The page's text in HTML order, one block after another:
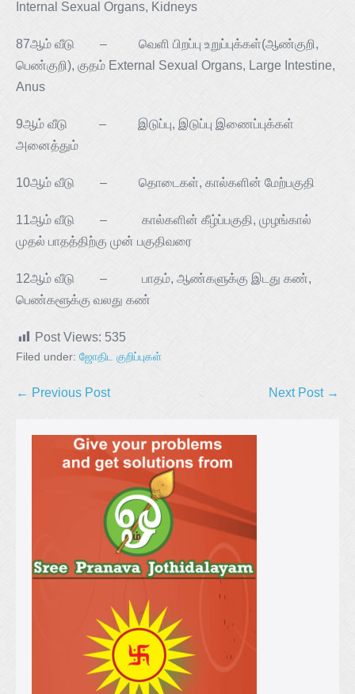
Internal Sexual Organs, Kidneys
87ஆம் வீடு – வெளி பிறப்பு உறுப்புக்கள்(ஆண்குறி,
பெண்குறி), குதம் External Sexual Organs, Large Intestine,
Anus
9ஆம் வீடு – இடுப்பு, இடுப்பு இணைப்புக்கள்
அனைத்தும்
10ஆம் வீடு – தொடைகள், கால்களின் மேற்பகுதி
11ஆம் வீடு – கால்களின் கீழ்ப்பகுதி, முழங்கால்
முதல் பாதத்திற்கு முன் பகுதிவரை
12ஆம் வீடு – பாதம், ஆண்களுக்கு இடது கண்,
பெண்களூக்கு வலது கண்
Post Views: 535
Filed under: ஜோதிட குறிப்புகள்
← Previous Post Next Post →